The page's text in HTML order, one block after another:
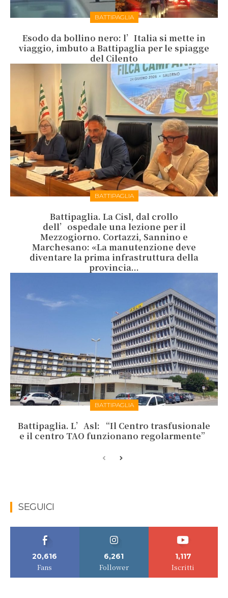
BATTIPAGLIA
Esodo da bollino nero: l’Italia si mette in
viaggio, imbuto a Battipaglia per le spiagge
del Cilento
BATTIPAGLIA
Battipaglia. La Cisl, dal crollo
dell’ospedale una lezione per il
Mezzogiorno. Cortazzi, Sannino e
Marchesano: «La manutenzione deve
diventare la prima infrastruttura della
provincia...
BATTIPAGLIA
Battipaglia. L’Asl: “Il Centro trasfusionale
e il centro TAO funzionano regolarmente”
SEGUICI
20,616
Fans
6,261
Follower
1,117
Iscritti